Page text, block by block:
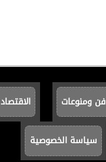
فن ومنوعات الاقتصاد
سياسة الخصوصية